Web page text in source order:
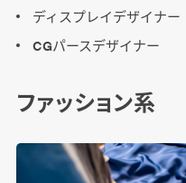
ディスプレイデザイナー
CGパースデザイナー
ファッション系